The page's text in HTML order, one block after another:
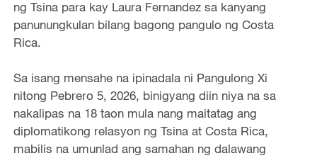
ng Tsina para kay Laura Fernandez sa kanyang
panunungkulan bilang bagong pangulo ng Costa
Rica.
Sa isang mensahe na ipinadala ni Pangulong Xi
nitong Pebrero 5, 2026, binigyang diin niya na sa
nakalipas na 18 taon mula nang maitatag ang
diplomatikong relasyon ng Tsina at Costa Rica,
mabilis na umunlad ang samahan ng dalawang